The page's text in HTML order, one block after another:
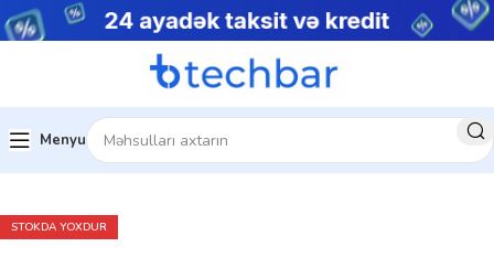
Menyu
Ev Çap avadanlıqları Kserokopiya Aparati
STOKDA YOXDUR